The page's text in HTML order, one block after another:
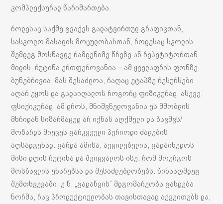
კომპლექსურად წარიმართება.
როდესაც საქმე გვაქვს გადატვირთულ გრაფიკთან,
სასკოლო მასალის მოცულობასთან, როდესაც სკოლის
შემდეგ მოსწავლე რამდენიმე წრეზე ან რეპეტიტორთან
მიდის, რუტინა ერთფეროვანია – ამ ყველაფრის ფონზე,
ბუნებრივია, მას შესაძლოა, რაღაც ეტაპზე რესურსები
აღარ ეყოს და გადაიღალოს როგორც ფიზიკურად, ასევე,
ფსიქიკურად. ამ დროს, მნიშვნელოვანია ეს მშობლის
მხრიდან სიზარმაცედ არ იქნას აღქმული და ბავშვს/
მოზარდს მიეცეს გარკვეული პერიოდი ძალების
აღსადგენად. გარდა ამისა, აუცილებელია, გადაიხედოს
მისი დღის რუტინა და შეიცვალოს ისე, რომ მოერგოს
მოსწავლის უნარებსა და შესაძლებლობებს. წინააღმდეგ
შემთხვევაში, ე.წ. „გადაწვის“ მდგომარეობა გახდება
ნორმა, რაც პროდუქტიულობას თავისთავად აქვეითებს და,